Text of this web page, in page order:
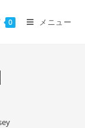
0 メニュー